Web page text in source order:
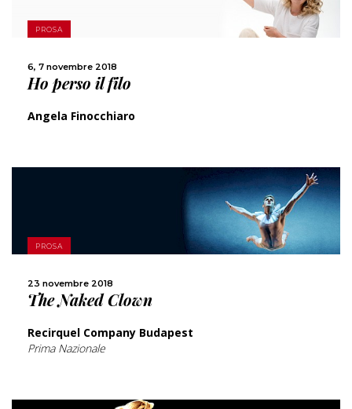
PROSA
6, 7 novembre 2018
Ho perso il filo
Angela Finocchiaro
PROSA
23 novembre 2018
The Naked Clown
Recirquel Company Budapest
Prima Nazionale
SCOPRI DI PIÙ